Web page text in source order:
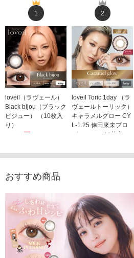
1
loveil（ラヴェール）
Black bijou（ブラック
ビジュー） （10枚入
り）
1,760円
2
loveil Toric 1day （ラ
ヴェールトーリック）
キャラメルグロー CY
L-1.25 倖田來未プロ
デュース （10枚入
1,760円(税込)
おすすめ商品